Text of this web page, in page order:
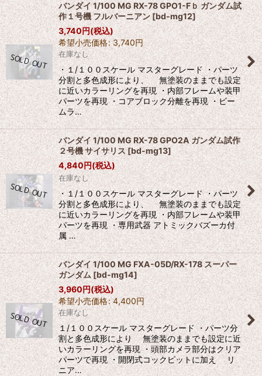
バンダイ 1/100 MG RX-78 GPO1-Fｂ ガンダム試
作１号機 フルバーニアン[bd-mg12]
3,740円(税込)
希望小売価格: 3,740円
在庫なし
・１/１００スケール マスターグレード ・パーツ
分割と多色成形により、 無塗装のままでも設定
に近いカラーリングを再現 ・内部フレームや装甲
パーツを再現 ・コアブロック分離を再現 ・ビー
ムラ…
バンダイ 1/100 MG RX-78 GPO2A ガンダム試作
２号機 サイサリス[bd-mg13]
4,840円(税込)
在庫なし
・１/１００スケール マスターグレード ・パーツ
分割と多色成形により、 無塗装のままでも設定
に近いカラーリングを再現 ・内部フレームや装甲
パーツを再現 ・専用武器 アトミックバズーカ付
属 …
バンダイ 1/100 MG FXA-05D/RX-178 スーパー
ガンダム [bd-mg14]
3,960円(税込)
希望小売価格: 4,400円
在庫なし
１/１００スケール マスターグレード ・パーツ分
割と多色成形により 無塗装のままでも設定に近
いカラーリングを再現 ・頭部カメラ部分はクリア
パーツで再現 ・開閉式コックピットに加え リ
ニア…